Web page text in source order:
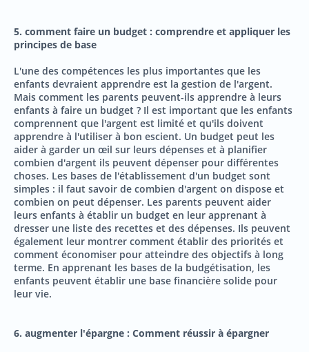
5. comment faire un budget : comprendre et appliquer les
principes de base
L'une des compétences les plus importantes que les
enfants devraient apprendre est la gestion de l'argent.
Mais comment les parents peuvent-ils apprendre à leurs
enfants à faire un budget ? Il est important que les enfants
comprennent que l'argent est limité et qu'ils doivent
apprendre à l'utiliser à bon escient. Un budget peut les
aider à garder un œil sur leurs dépenses et à planifier
combien d'argent ils peuvent dépenser pour différentes
choses. Les bases de l'établissement d'un budget sont
simples : il faut savoir de combien d'argent on dispose et
combien on peut dépenser. Les parents peuvent aider
leurs enfants à établir un budget en leur apprenant à
dresser une liste des recettes et des dépenses. Ils peuvent
également leur montrer comment établir des priorités et
comment économiser pour atteindre des objectifs à long
terme. En apprenant les bases de la budgétisation, les
enfants peuvent établir une base financière solide pour
leur vie.
6. augmenter l'épargne : Comment réussir à épargner